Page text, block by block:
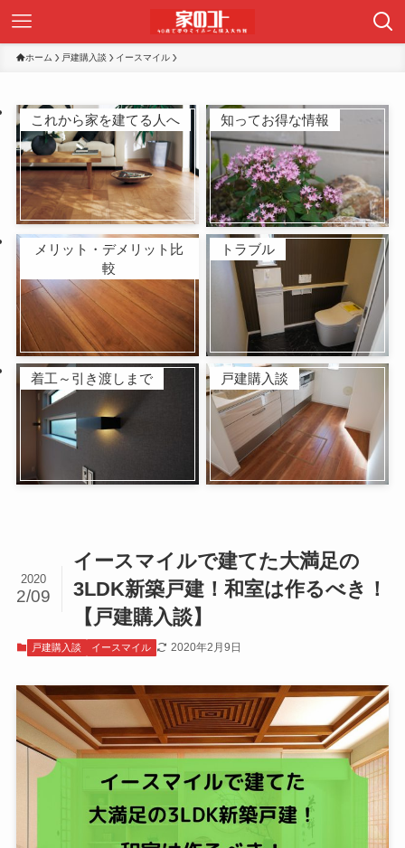
ホーム 戸建購入談 イースマイル
これから家を建てる人へ 知ってお得な情報
メリット・デメリット比
較
トラブル
着工～引き渡しまで 戸建購入談
イースマイルで建てた大満足の
3LDK新築戸建！和室は作るべき！
【戸建購入談】
2020
2/09
戸建購入談 イースマイル 2020年2月9日